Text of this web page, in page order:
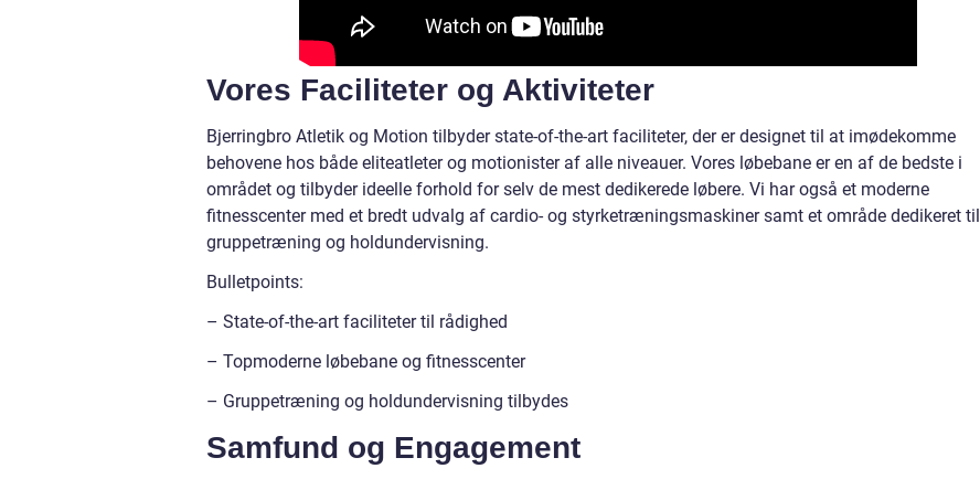
Vores Faciliteter og Aktiviteter
Bjerringbro Atletik og Motion tilbyder state-of-the-art faciliteter, der er designet til at imødekomme
behovene hos både eliteatleter og motionister af alle niveauer. Vores løbebane er en af de bedste i
området og tilbyder ideelle forhold for selv de mest dedikerede løbere. Vi har også et moderne
fitnesscenter med et bredt udvalg af cardio- og styrketræningsmaskiner samt et område dedikeret til
gruppetræning og holdundervisning.
Bulletpoints:
– State-of-the-art faciliteter til rådighed
– Topmoderne løbebane og fitnesscenter
– Gruppetræning og holdundervisning tilbydes
Samfund og Engagement